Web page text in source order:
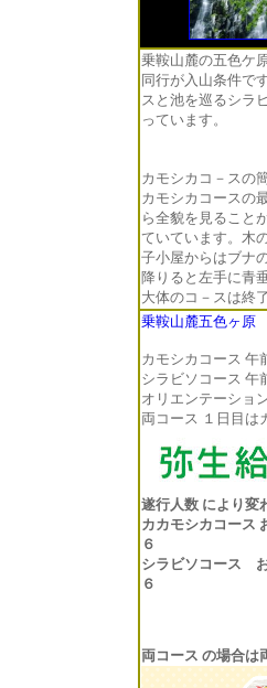
乗鞍山麓の五色ケ
同行が入山条件で
スと池を巡るシラ
っています。
カモシカコ－スの
カモシカコースの
ら全貌を見ること
ていています。木
子小屋からはブナ
降りると左手に青
大体のコ－スは終
乗鞍山麓五色ヶ原
カモシカコース
シラビソコース 午
オリエンテーショ
両コース １日目は
遂行人数 により変
カカモシカコース
６
シラビソコース
６
両コース の場合は